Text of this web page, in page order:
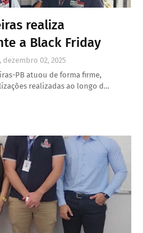
realiza
a Black Friday
02, 2025
PB atuou de forma firme,
realizadas ao longo d…